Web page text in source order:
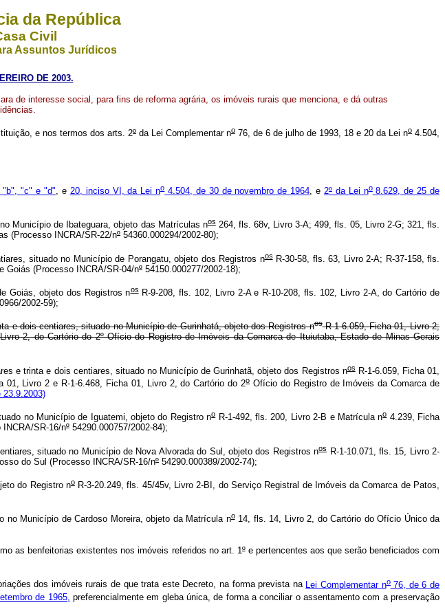
da República
Civil
Assuntos Jurídicos
DE 2003.
de interesse social, para fins de reforma agrária, os imóveis rurais que menciona, e dá outras
e nos termos dos arts. 2º da Lei Complementar no 76, de 6 de julho de 1993, 18 e 20 da Lei no 4.504,
"b", "c" e "d" , e 20, inciso VI, da Lei no4.504, de 30 de novembro de 1964 , e 2ºda Lei no8.629, de 25 de
Município de Ibateguara, objeto das Matrículas nos264, fls. 68v, Livro 3-A; 499, fls. 05, Livro 2-G; 321, fls.
(Processo INCRA/SR-22/nº 54360.000294/2002-80);
situado no Município de Porangatu, objeto dos Registros nosR-30-58, fls. 63, Livro 2-A; R-37-158, fls.
Goiás (Processo INCRA/SR-04/nº 54150.000277/2002-18);
objeto dos Registros nosR-9-208, fls. 102, Livro 2-A e R-10-208, fls. 102, Livro 2-A, do Cartório de
2002-59);
e dois centiares, situado no Município de Gurinhatá, objeto dos Registros nosR-1-6.059, Ficha 01, Livro 2;
2, do Cartório do 2º Ofício do Registro de Imóveis da Comarca de Ituiutaba, Estado de Minas Gerais
e trinta e dois centiares, situado no Município de Gurinhatã, objeto dos Registros nosR-1-6.059, Ficha 01,
01, Livro 2 e R-1-6.468, Ficha 01, Livro 2, do Cartório do 2o Ofício do Registro de Imóveis da Comarca de
23.9.2003)
no Município de Iguatemi, objeto do Registro noR-1-492, fls. 200, Livro 2-B e Matrícula no4.239, Ficha
SR-16/nº 54290.000757/2002-84);
situado no Município de Nova Alvorada do Sul, objeto dos Registros nosR-1-10.071, fls. 15, Livro 2-
do Sul (Processo INCRA/SR-16/nº 54290.000389/2002-74);
do Registro noR-3-20.249, fls. 45/45v, Livro 2-BI, do Serviço Registral de Imóveis da Comarca de Patos,
Município de Cardoso Moreira, objeto da Matrícula no14, fls. 14, Livro 2, do Cartório do Ofício Único da
as benfeitorias existentes nos imóveis referidos no art. 1ºe pertencentes aos que serão beneficiados com
dos imóveis rurais de que trata este Decreto, na forma prevista na Lei Complementar no76, de 6 de
de 1965, preferencialmente em gleba única, de forma a conciliar o assentamento com a preservação